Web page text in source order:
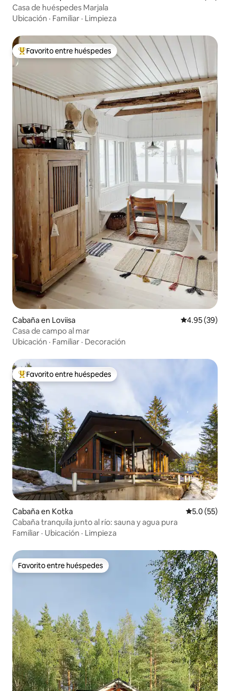
Casa de huéspedes Marjala
Ubicación · Familiar · Limpieza
Favorito entre huéspedes preferido
Favorito entre huéspedes
Cabaña en Loviisa Calificación
4.95 (39)
Casa de campo al mar
Ubicación · Familiar · Decoración
Favorito entre huéspedes preferido
Favorito entre huéspedes
Cabaña en Kotka Calificación
5.0 (55)
Cabaña tranquila junto al río: sauna y agua pura
Familiar · Ubicación · Limpieza
Favorito entre huéspedes
Favorito entre huéspedes